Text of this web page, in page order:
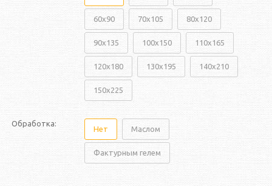
60x90 70x105 80x120
90x135 100x150 110x165
120x180 130x195 140x210
150x225
Обработка:
Нет Маслом
Фактурным гелем